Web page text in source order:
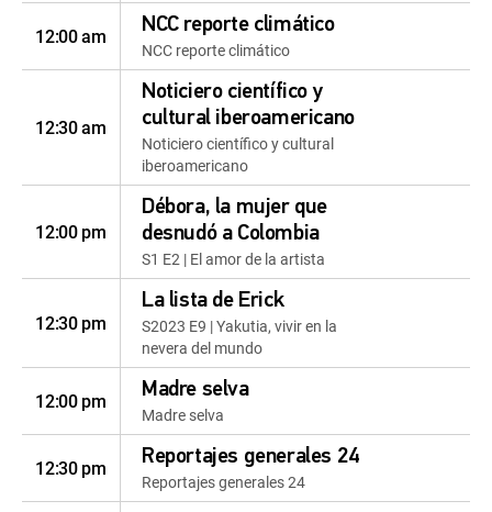
12:00 am NCC reporte climático
NCC reporte climático
12:30 am
Noticiero científico y
cultural iberoamericano
Noticiero científico y cultural
iberoamericano
12:00 pm
Débora, la mujer que
desnudó a Colombia
S1 E2 | El amor de la artista
12:30 pm
La lista de Erick
S2023 E9 | Yakutia, vivir en la
nevera del mundo
12:00 pm Madre selva
Madre selva
12:30 pm Reportajes generales 24
Reportajes generales 24